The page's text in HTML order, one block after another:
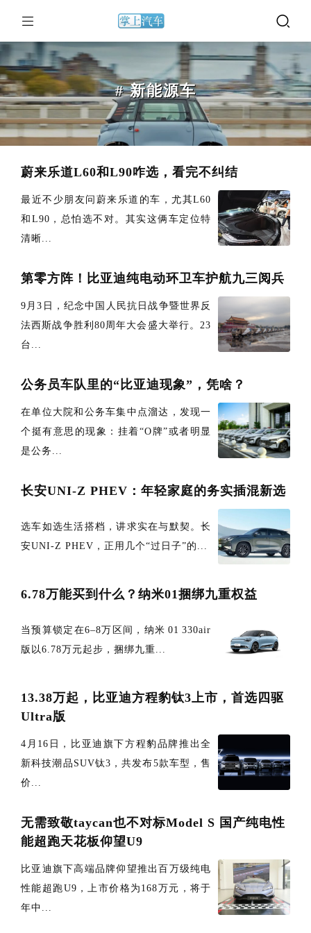
# 新能源车
蔚来乐道L60和L90咋选，看完不纠结
最近不少朋友问蔚来乐道的车，尤其L60
和L90，总怕选不对。其实这俩车定位特
清晰...
第零方阵！比亚迪纯电动环卫车护航九三阅兵
9月3日，纪念中国人民抗日战争暨世界反
法西斯战争胜利80周年大会盛大举行。23
台...
公务员车队里的“比亚迪现象”，凭啥？
在单位大院和公务车集中点溜达，发现一
个挺有意思的现象：挂着“O牌”或者明显
是公务...
长安UNI-Z PHEV：年轻家庭的务实插混新选
选车如选生活搭档，讲求实在与默契。长
安UNI-Z PHEV，正用几个“过日子”的...
6.78万能买到什么？纳米01捆绑九重权益
当预算锁定在6–8万区间，纳米 01 330air
版以6.78万元起步，捆绑九重...
13.38万起，比亚迪方程豹钛3上市，首选四驱
Ultra版
4月16日，比亚迪旗下方程豹品牌推出全
新科技潮品SUV钛3，共发布5款车型，售
价...
无需致敬taycan也不对标Model S 国产纯电性
能超跑天花板仰望U9
比亚迪旗下高端品牌仰望推出百万级纯电
性能超跑U9，上市价格为168万元，将于
年中...